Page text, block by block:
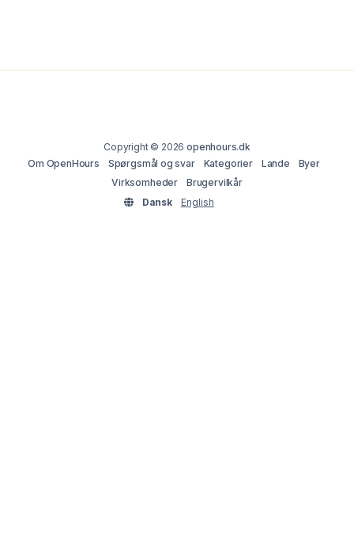
Copyright © 2026openhours.dk
Om OpenHours
Spørgsmål og svar Kategorier Lande
Byer
Virksomheder
Brugervilkår
Dansk
English